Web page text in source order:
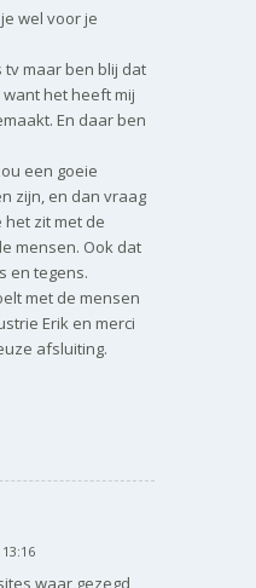
wel voor je
tv maar ben blij dat
het heeft mij
En daar ben
een goeie
zijn, en dan vraag
zit met de
mensen. Ook dat
en tegens.
met de mensen
Erik en merci
afsluiting.
waar gezegd